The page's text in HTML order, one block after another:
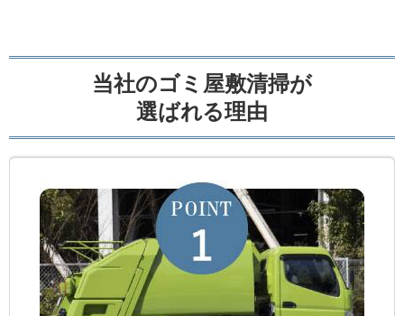
当社のゴミ屋敷清掃が
選ばれる理由